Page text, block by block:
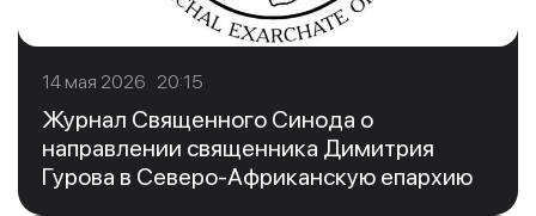
14 мая 2026 20:15
Журнал Священного Синода о
направлении священника Димитрия
Гурова в Северо-Африканскую епархию